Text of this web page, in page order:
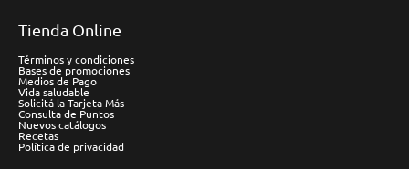
Tienda Online
Términos y condiciones
Bases de promociones
Medios de Pago
Vida saludable
Solicitá la Tarjeta Más
Consulta de Puntos
Nuevos catálogos
Recetas
Política de privacidad